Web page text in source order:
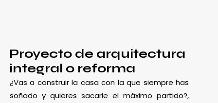
Proyecto de arquitectura
integral o reforma
¿Vas a construir la casa con la que siempre has
soñado y quieres sacarle el máximo partido?,